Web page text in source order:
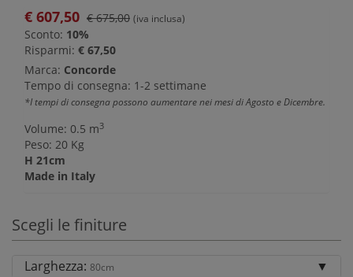
€ 607,50 € 675,00 (iva inclusa)
Sconto: 10%
Risparmi: € 67,50
Marca: Concorde
Tempo di consegna: 1-2 settimane
*I tempi di consegna possono aumentare nei mesi di Agosto e Dicembre.
Volume: 0.5 m3
Peso: 20 Kg
H 21cm
Made in Italy
Scegli le finiture
Larghezza: 80cm